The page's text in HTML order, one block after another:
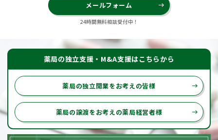
メールフォーム east
24時間無料相談受付中！
薬局の独立支援・M&A支援はこちらから
薬局の独立開業をお考えの皆様 east
薬局の譲渡をお考えの薬局経営者様 east